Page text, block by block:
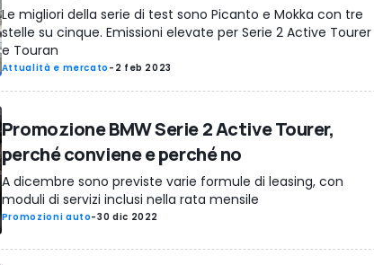
Le migliori della serie di test sono Picanto e Mokka con tre
stelle su cinque. Emissioni elevate per Serie 2 Active Tourer
e Touran
Attualità e mercato - 2 feb 2023
Promozione BMW Serie 2 Active Tourer,
perché conviene e perché no
A dicembre sono previste varie formule di leasing, con
moduli di servizi inclusi nella rata mensile
Promozioni auto-30 dic 2022